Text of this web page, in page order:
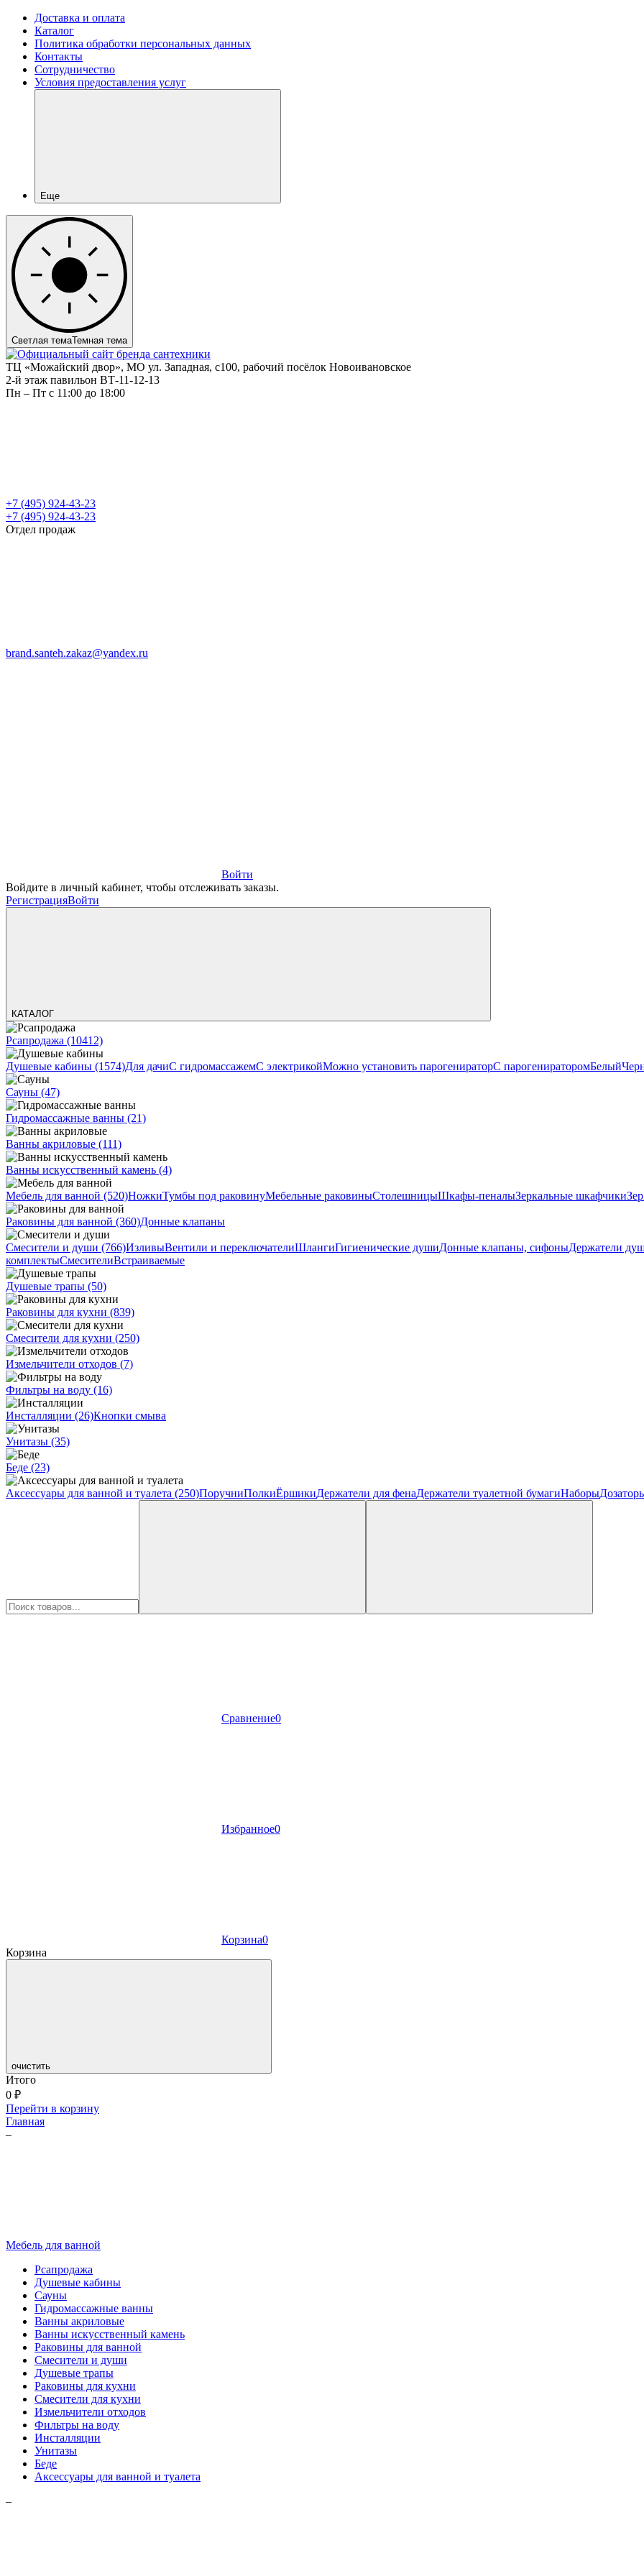
Доставка и оплата
Каталог
Политика обработки персональных данных
Контакты
Сотрудничество
Условия предоставления услуг
Еще
Светлая темаТемная тема
ТЦ «Можайский двор», МО ул. Западная, с100, рабочий посёлок Новоивановское
2-й этаж павильон ВТ-11-12-13
Пн – Пт c 11:00 до 18:00
+7 (495) 924-43-23
+7 (495) 924-43-23
Отдел продаж
brand.santeh.zakaz@yandex.ru
Войти
Войдите в личный кабинет, чтобы отслеживать заказы.
РегистрацияВойти
КАТАЛОГ
Рсапродажа (10412)
Душевые кабины (1574)Для дачиС гидромассажемС электрикойМожно установить парогенираторС парогенираторомБелый
Сауны (47)
Гидромассажные ванны (21)
Ванны акриловые (111)
Ванны искусственный камень (4)
Мебель для ванной (520)НожкиТумбы под раковинуМебельные раковиныСтолешницыШкафы-пеналыЗеркальные шкафчики
Раковины для ванной (360)Донные клапаны
Смесители и души (766)ИзливыВентили и переключателиШлангиГигиенические душиДонные клапаны, сифоныДержатели
комплектыСмесителиВстраиваемые
Душевые трапы (50)
Раковины для кухни (839)
Смесители для кухни (250)
Измельчители отходов (7)
Фильтры на воду (16)
Инсталляции (26)Кнопки смыва
Унитазы (35)
Беде (23)
Аксессуары для ванной и туалета (250)ПоручниПолкиЁршикиДержатели для фенаДержатели туалетной бумагиНаборы
Сравнение0
Избранное0
Корзина0
Корзина
очистить
Итого
0 ₽
Перейти в корзину
Главная
–
Мебель для ванной
Рсапродажа
Душевые кабины
Сауны
Гидромассажные ванны
Ванны акриловые
Ванны искусственный камень
Раковины для ванной
Смесители и души
Душевые трапы
Раковины для кухни
Смесители для кухни
Измельчители отходов
Фильтры на воду
Инсталляции
Унитазы
Беде
Аксессуары для ванной и туалета
–